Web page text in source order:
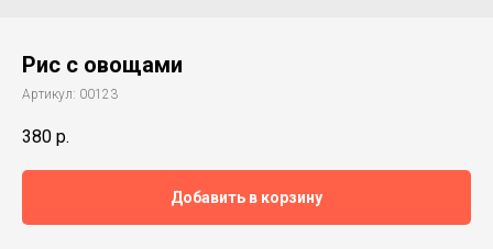
Рис с овощами
Артикул: 00123
380 р.
Добавить в корзину